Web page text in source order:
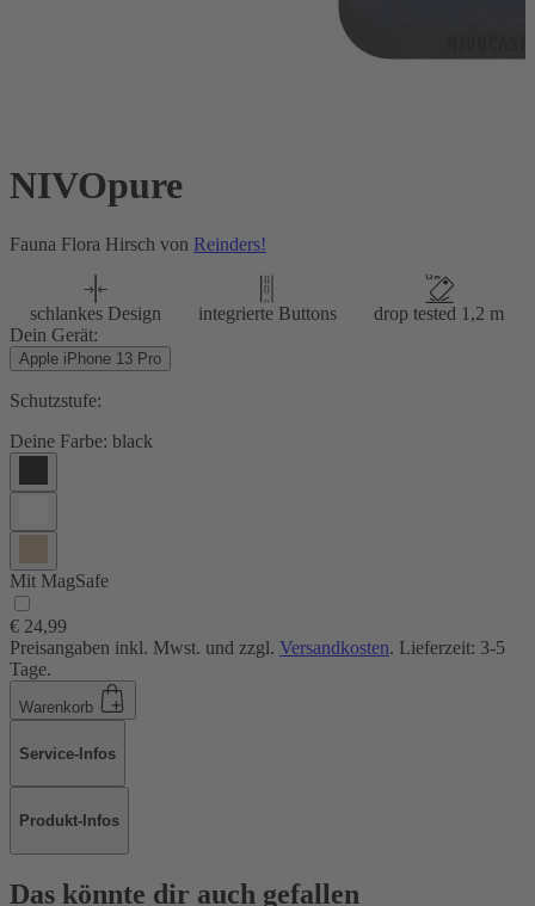
NIVOpure
Fauna Flora Hirsch von Reinders!
schlankes Design integrierte Buttons
drop tested 1,2 m
Dein Gerät:
Apple iPhone 13 Pro
Schutzstufe:
Deine Farbe: black
Mit MagSafe
€ 24,99
Preisangaben inkl. Mwst. und zzgl. Versandkosten. Lieferzeit: 3-5
Tage.
Warenkorb
Service-Infos
Produkt-Infos
Das könnte dir auch gefallen